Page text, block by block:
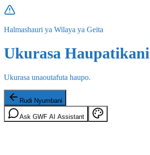
Halmashauri ya Wilaya ya Geita
Ukurasa Haupatikani
Ukurasa unaoutafuta haupo.
Rudi Nyumbani
Ask GWF AI Assistant